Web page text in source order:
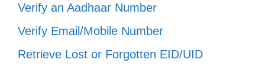
Verify an Aadhaar Number
Verify Email/Mobile Number
Retrieve Lost or Forgotten EID/UID